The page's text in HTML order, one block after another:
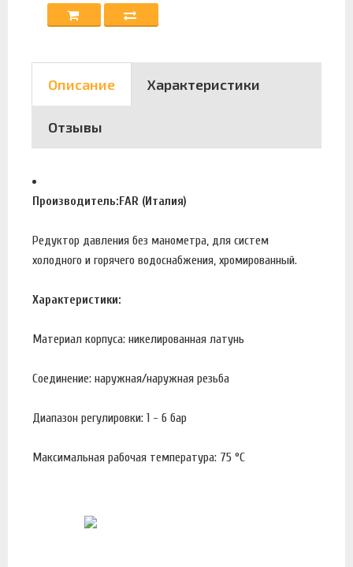
Описание Характеристики
Отзывы
Производитель:FAR (Италия)
Редуктор давления без манометра, для систем
холодного и горячего водоснабжения, хромированный.
Характеристики:
Материал корпуса: никелированная латунь
Соединение: наружная/наружная резьба
Диапазон регулировки: 1 - 6 бар
Максимальная рабочая температура: 75 °С